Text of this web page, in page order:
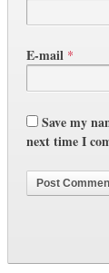
E-mail *
Save my
next time I